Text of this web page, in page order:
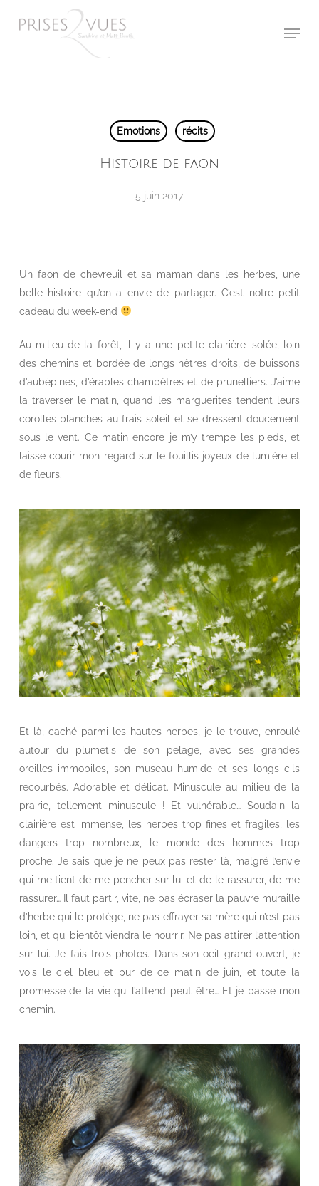
Menu
Emotions récits
Histoire de faon
5 juin 2017
Un faon de chevreuil et sa maman dans les herbes, une
belle histoire qu’on a envie de partager. C’est notre petit
cadeau du week-end
Au milieu de la forêt, il y a une petite clairière isolée, loin
des chemins et bordée de longs hêtres droits, de buissons
d’aubépines, d’érables champêtres et de prunelliers. J’aime
la traverser le matin, quand les marguerites tendent leurs
corolles blanches au frais soleil et se dressent doucement
sous le vent. Ce matin encore je m’y trempe les pieds, et
laisse courir mon regard sur le fouillis joyeux de lumière et
de fleurs.
Et là, caché parmi les hautes herbes, je le trouve, enroulé
autour du plumetis de son pelage, avec ses grandes
oreilles immobiles, son museau humide et ses longs cils
recourbés. Adorable et délicat. Minuscule au milieu de la
prairie, tellement minuscule ! Et vulnérable… Soudain la
clairière est immense, les herbes trop fines et fragiles, les
dangers trop nombreux, le monde des hommes trop
proche. Je sais que je ne peux pas rester là, malgré l’envie
qui me tient de me pencher sur lui et de le rassurer, de me
rassurer… Il faut partir, vite, ne pas écraser la pauvre muraille
d’herbe qui le protège, ne pas effrayer sa mère qui n’est pas
loin, et qui bientôt viendra le nourrir. Ne pas attirer l’attention
sur lui. Je fais trois photos. Dans son oeil grand ouvert, je
vois le ciel bleu et pur de ce matin de juin, et toute la
promesse de la vie qui l’attend peut-être… Et je passe mon
chemin.